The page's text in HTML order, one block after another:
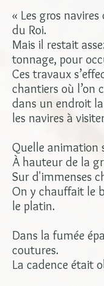
« Les gros
du Roi.
Mais il restait
tonnage, pour
Ces travaux
chantiers où l’on
dans un endroit
les navires à
Quelle animation
À hauteur de la
Sur d'immenses
On y chauffait le
le platin.
Dans la fumée
coutures.
La cadence était